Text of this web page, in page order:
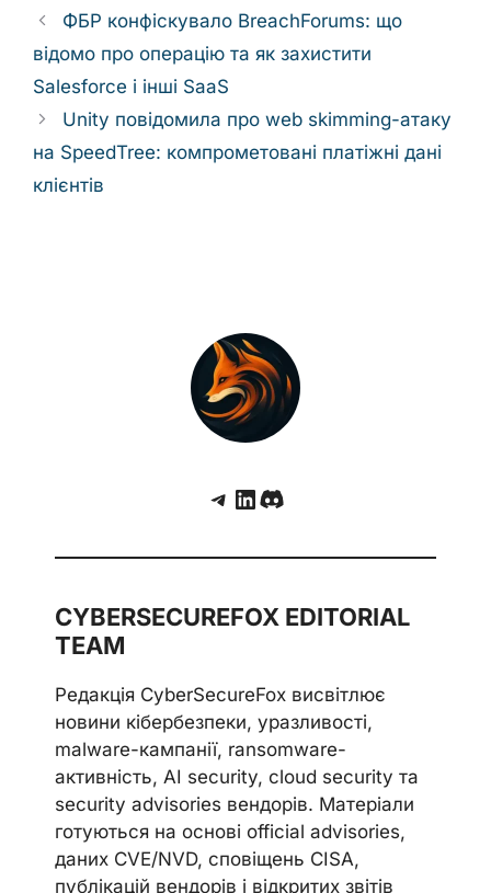
ФБР конфіскувало BreachForums: що
відомо про операцію та як захистити
Salesforce і інші SaaS
Unity повідомила про web skimming-атаку
на SpeedTree: компрометовані платіжні дані
клієнтів
Telegram
LinkedIn
Discord
CYBERSECUREFOX EDITORIAL
TEAM
Редакція CyberSecureFox висвітлює
новини кібербезпеки, уразливості,
malware-кампанії, ransomware-
активність, AI security, cloud security та
security advisories вендорів. Матеріали
готуються на основі official advisories,
даних CVE/NVD, сповіщень CISA,
публікацій вендорів і відкритих звітів